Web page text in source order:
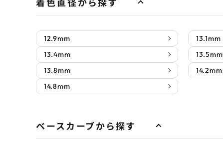
着色直径から探す
12.9mm 13.1mm
13.4mm
13.5mm
13.8mm
14.2mm
14.8mm
ベースカーブから探す